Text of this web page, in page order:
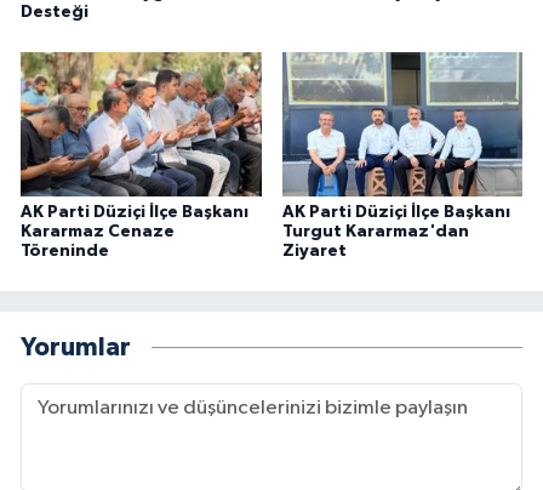
Desteği
AK Parti Düziçi İlçe Başkanı
Kararmaz Cenaze
Töreninde
AK Parti Düziçi İlçe Başkanı
Turgut Kararmaz'dan
Ziyaret
Yorumlar